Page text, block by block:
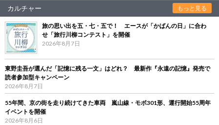
カルチャー もっと見る
旅の思い出を五・七・五で！ エースが「かばんの日」に合わ
せ「旅行川柳コンテスト」を開催
2026年8月7日
東野圭吾が選んだ「記憶に残る一文」はどれ？ 最新作『永遠の記憶』発売で
読者参加型キャンペーン
2026年8月7日
55年間、京の街を走り続けてきた車両 嵐山線・モボ301形、運行開始55周年
イベントを開催
2026年8月6日